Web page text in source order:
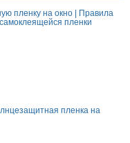
пленку на окно | Правила
пленки
пленка на